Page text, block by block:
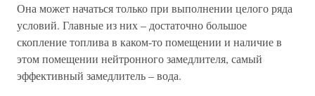
Она может начаться только при выполнении целого ряда
условий. Главные из них – достаточно большое
скопление топлива в каком-то помещении и наличие в
этом помещении нейтронного замедлителя, самый
эффективный замедлитель – вода.